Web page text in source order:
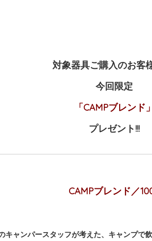
対象器具ご購入のお客
今回限定
「CAMPブレンド」
プレゼント!!!
CAMPブレンド／
キャンパースタッフが考えた、キャンプで